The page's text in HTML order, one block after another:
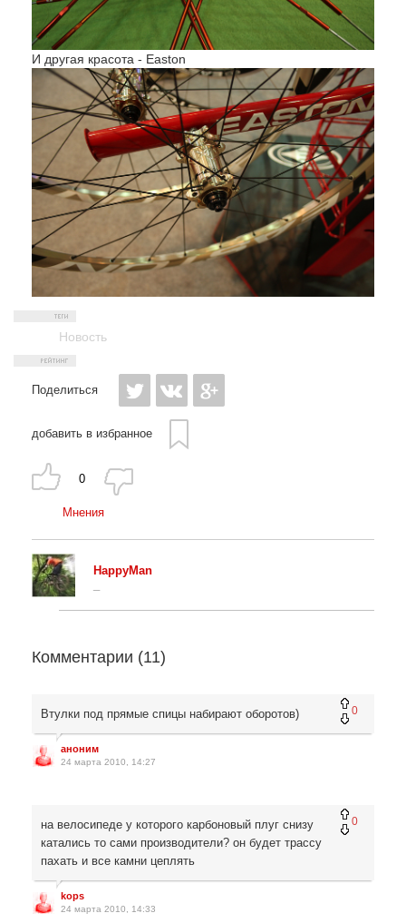
И другая красота - Easton
Новость
Поделиться
добавить в избранное
0
Мнения
HappyMan
Комментарии (11)
0
Втулки под прямые спицы набирают оборотов)
аноним
24 марта 2010, 14:27
0
на велосипеде у которого карбоновый плуг снизу
катались то сами производители? он будет трассу
пахать и все камни цеплять
kops
24 марта 2010, 14:33